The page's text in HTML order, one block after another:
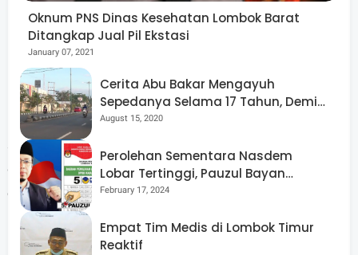
menghadapi potensi serangan siber,” ujarnya.
Dengan pengukuhan ini, Pemkab Lombok Barat
menegaskan komitmennya untuk terus memperkuat
sistem keamanan siber, meningkatkan kompetensi SDM
digital, serta memastikan layanan publik berbasis
elektronik terlindungi dan terpercaya. Langkah ini
menjadi bagian penting dari upaya mewujudkan
pemerintahan digital yang tangguh dan berdaya saing
Oknum PNS Dinas Kesehatan Lombok Barat
Ditangkap Jual Pil Ekstasi
January 07, 2021
Cerita Abu Bakar Mengayuh
Sepedanya Selama 17 Tahun, Demi
Menggelorakan Kemerdekaan
August 15, 2020
Perolehan Sementara Nasdem
Lobar Tertinggi, Pauzul Bayan
Berpeluang “Rebut” Kursi Dapil 3
February 17, 2024
Empat Tim Medis di Lombok Timur
Reaktif